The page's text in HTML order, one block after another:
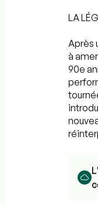
LA
Après
à
90e